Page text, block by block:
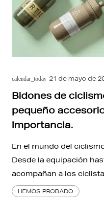
calendar_today 21 de mayo de
Bidones de
pequeño
importancia.
En el mundo del
Desde la equipación
acompañan a los
HEMOS PROBADO